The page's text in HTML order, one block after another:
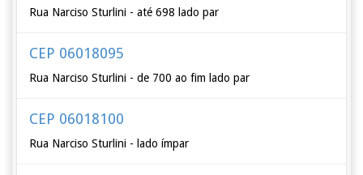
Rua Narciso Sturlini - até 698 lado par
CEP 06018095
Rua Narciso Sturlini - de 700 ao fim lado par
CEP 06018100
Rua Narciso Sturlini - lado ímpar